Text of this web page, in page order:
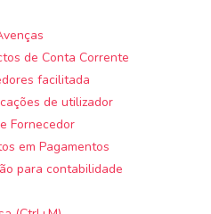
de Conta Corrente
facilitada
de utilizador
Fornecedor
em Pagamentos
para contabilidade